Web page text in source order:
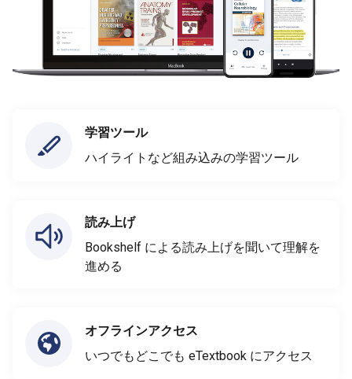
学習ツール
ハイライトなど組み込みの学習ツール
読み上げ
Bookshelf による読み上げを聞いて理解を
進める
オフラインアクセス
いつでもどこでも eTextbook にアクセス